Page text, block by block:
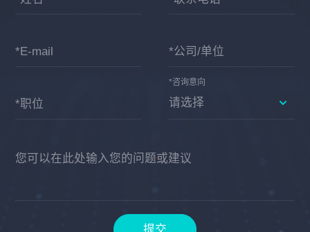
*E-mail *公司/单位
*职位
*咨询意向
您可以在此处输入您的问题或建议